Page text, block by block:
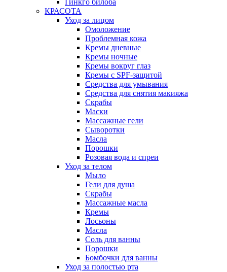
Гинкго билоба
КРАСОТА
Уход за лицом
Омоложение
Проблемная кожа
Кремы дневные
Кремы ночные
Кремы вокруг глаз
Кремы с SPF-защитой
Средства для умывания
Средства для снятия макияжа
Скрабы
Маски
Массажные гели
Сыворотки
Масла
Порошки
Розовая вода и спреи
Уход за телом
Мыло
Гели для душа
Скрабы
Массажные масла
Кремы
Лосьоны
Масла
Соль для ванны
Порошки
Бомбочки для ванны
Уход за полостью рта